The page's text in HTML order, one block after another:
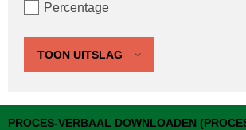
Percentage
TOON UITSLAG
357 IJsselburgh
PROCES-VERBAAL DOWNLOADEN